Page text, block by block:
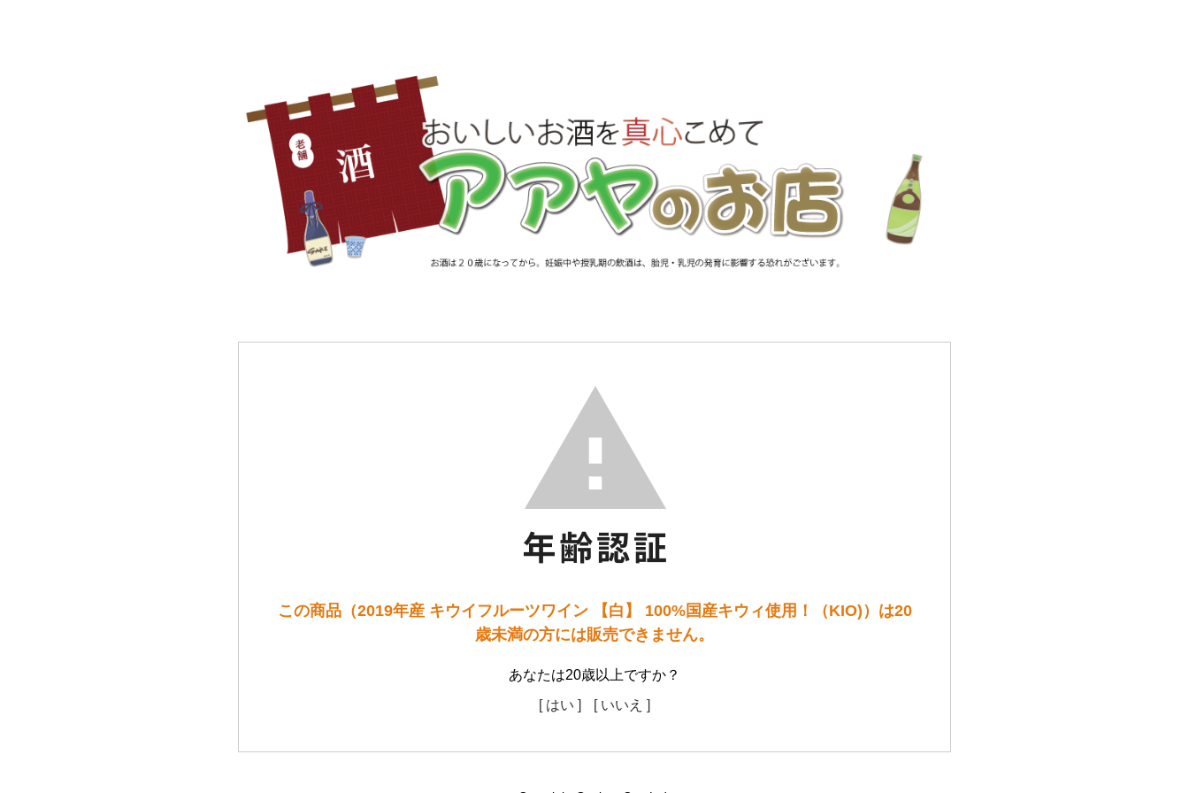
この商品（2019年産 キウイフルーツワイン 【白】 100%国産キウィ使用！（KIO)）は20
歳未満の方には販売できません。
あなたは20歳以上ですか？
[ はい ]
[ いいえ ]